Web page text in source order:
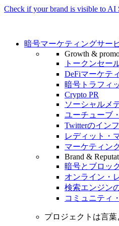
Check if your brand is visible to AI
暗号マーケティングサー
Growth &
トークンセー
DeFiマーケテ
暗号トラフィ
Crypto PR
ソーシャルメ
ユーチューブ
Twitterのイン
レディット・
マーケティン
Brand &
暗号とブロッ
オンライン・
検索エンジン
コミュニティ
プロジェクトは言葉